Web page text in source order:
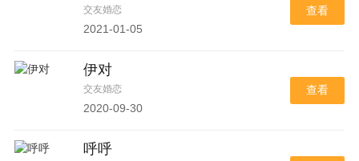
交友婚恋
2021-01-05
查看
伊对
交友婚恋
2020-09-30
查看
呼呼